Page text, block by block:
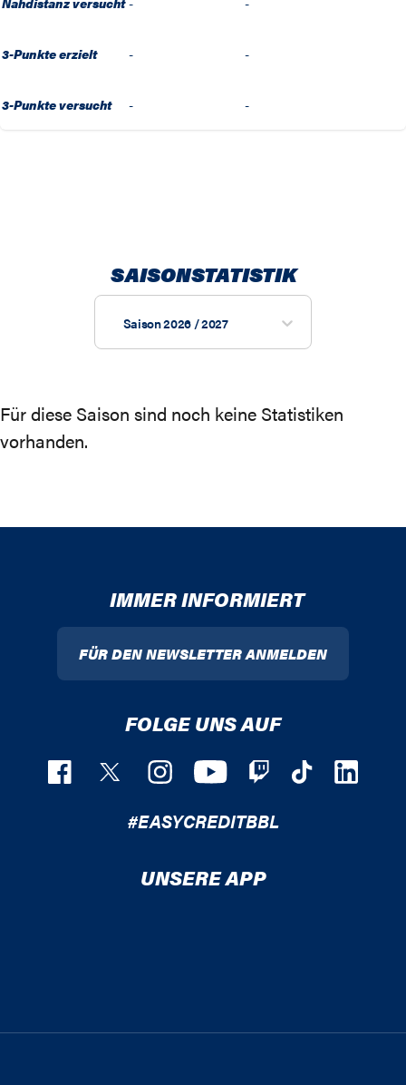
3-Punkte erzielt - -
3-Punkte versucht - -
SAISONSTATISTIK
Saison 2026 / 2027
Für diese Saison sind noch keine Statistiken
vorhanden.
IMMER INFORMIERT
FÜR DEN NEWSLETTER ANMELDEN
FOLGE UNS AUF
#EASYCREDITBBL
UNSERE APP